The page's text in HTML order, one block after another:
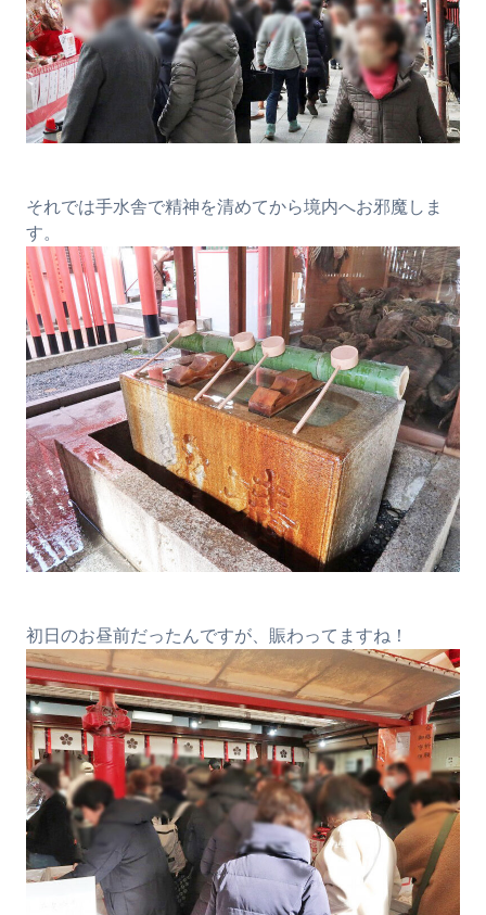
それでは手水舎で精神を清めてから境内へお邪魔しま
す。
初日のお昼前だったんですが、賑わってますね！